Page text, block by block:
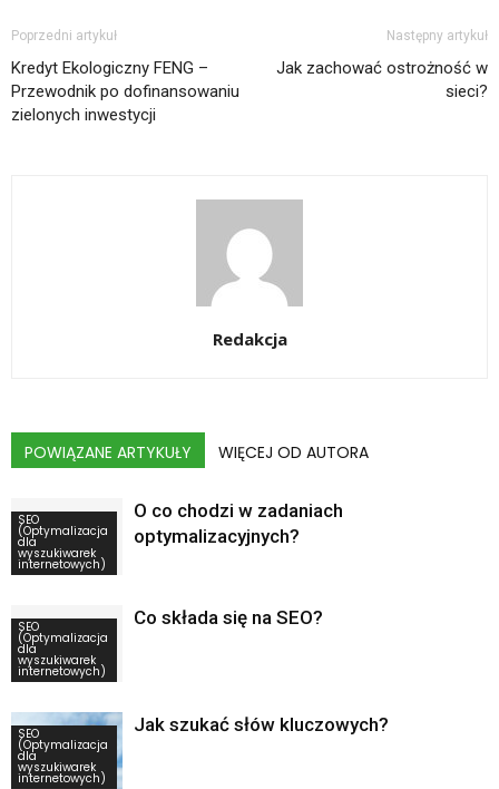
Poprzedni artykuł
Kredyt Ekologiczny FENG –
Przewodnik po dofinansowaniu
zielonych inwestycji
Następny artykuł
Jak zachować ostrożność w
sieci?
Redakcja
POWIĄZANE ARTYKUŁY WIĘCEJ OD AUTORA
SEO
(Optymalizacja
dla
wyszukiwarek
internetowych)
O co chodzi w zadaniach
optymalizacyjnych?
SEO
(Optymalizacja
dla
wyszukiwarek
internetowych)
Co składa się na SEO?
SEO
(Optymalizacja
dla
wyszukiwarek
internetowych)
Jak szukać słów kluczowych?